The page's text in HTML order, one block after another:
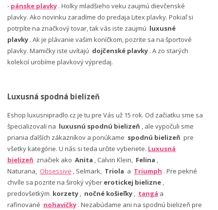
- pánske plavky . Holky mladšieho veku zaujmú dievčenské
plavky. Ako novinku zaradíme do predaja Litex plavky. Pokiaľ si
potrpíte na značkový tovar, tak vás iste zaujmú luxusné
plavky . Ak je plávanie vašim koníčkom, pozrite sa na športové
plavky. Mamičky iste uvítajú dojčenské plavky . A zo starých
kolekcií urobíme plavkový výpredaj.
Luxusná spodná bielizeň
Eshop luxusnipradlo.cz je tu pre Vás už 15 rok. Od začiatku sme sa
špecializovali na luxusnú spodnú bielizeň , ale vypočuli sme
priania ďalších zákazníkov a ponúkame spodnú bielizeň pre
všetky kategórie. U nás si teda určite vyberiete. Luxusná
bielizeň značiek ako Anita , Calvin Klein, Felina ,
Naturana, Obsessive , Selmark, Triola a Triumph . Pre pekné
chvíle sa pozrite na široký výber erotickej bielizne ,
predovšetkým korzety , nočné košieľky , tangá a
rafinované nohavičky . Nezabúdame ani na spodnú bielizeň pre